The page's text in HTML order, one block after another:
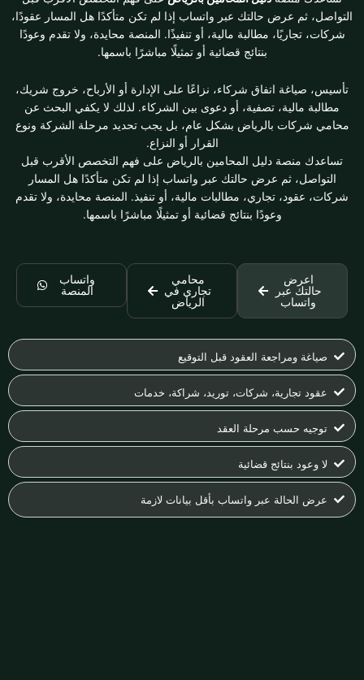
التواصل، ثم عرض حالتك عبر واتساب إذا لم تكن متأكدًا هل المسار عقودًا،
شركات، تجاريًا، مطالبة مالية، أو تنفيذًا. المنصة محايدة، ولا تقدم وعودًا
بنتائج قضائية أو تمثيلًا مباشرًا باسمها.
تأسيس، صياغة اتفاق شركاء، نزاعًا على الإدارة أو الأرباح، خروج شريك،
مطالبة مالية، تصفية، أو دعوى بين الشركاء. لذلك لا يكفي البحث عن
محامي شركات بالرياض بشكل عام، بل يجب تحديد مرحلة الشركة ونوع
القرار أو النزاع.
تساعدك منصة دليل المحامين بالرياض على فهم التخصص الأقرب قبل
التواصل، ثم عرض حالتك عبر واتساب إذا لم تكن متأكدًا هل المسار
شركات، عقود، تجاري، مطالبات مالية، أو تنفيذ. المنصة محايدة، ولا تقدم
وعودًا بنتائج قضائية أو تمثيلًا مباشرًا باسمها.
اعرض
حالتك عبر
واتساب
محامي
تجاري في
الرياض
واتساب
المنصة
صياغة ومراجعة العقود قبل التوقيع
عقود تجارية، شركات، توريد، شراكة، خدمات
توجيه حسب مرحلة العقد
لا وعود بنتائج قضائية
عرض الحالة عبر واتساب بأقل بيانات لازمة